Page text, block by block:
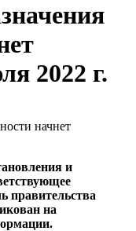
2022 г.
и
правительства
на